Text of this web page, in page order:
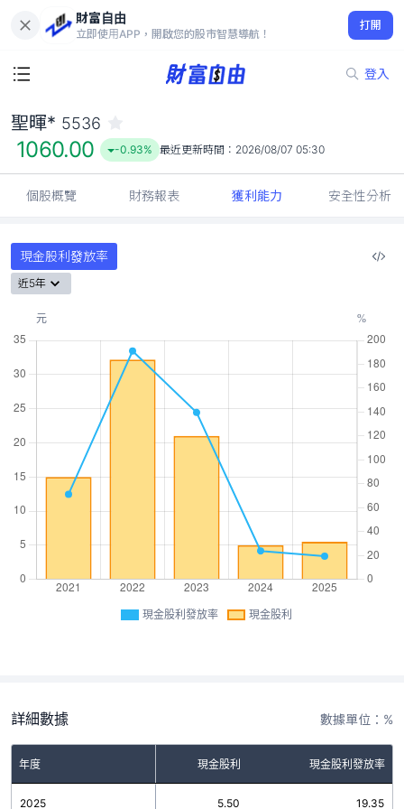
財富自由
立即使用APP，開啟您的股市智慧導航！
打開
登入
1060.00
-0.93%
聖暉* 5536
1060.00 -0.93% 最近更新時間： 2026/08/07 05:30
個股概覽 財務報表 獲利能力 安全性分析
現金股利發放率
近5年
現金股利發放率 現金股利
詳細數據 數據單位：%
年度 現金股利 現金股利發放率
2025 5.50 19.35